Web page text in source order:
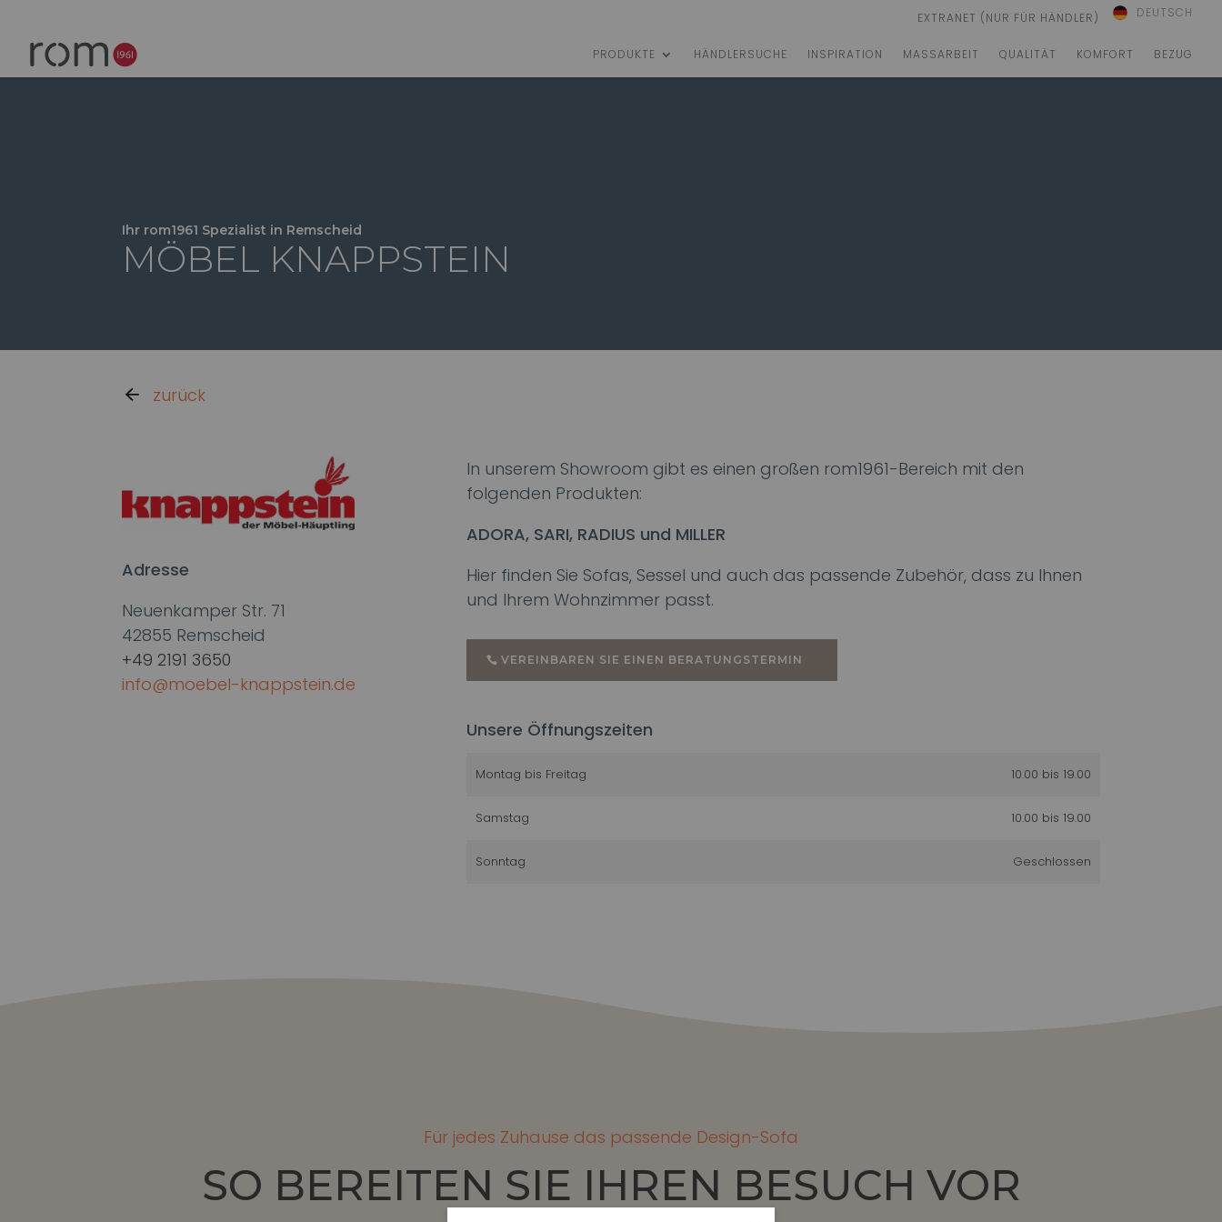
EXTRANET (NUR FÜR HÄNDLER) DEUTSCH
PRODUKTE HÄNDLERSUCHE INSPIRATION MASSARBEIT QUALITÄT KOMFORT BEZUG
Ihr rom1961 Spezialist in Remscheid
MÖBEL KNAPPSTEIN
zurück
Adresse
Neuenkamper Str. 71
42855 Remscheid
+49 2191 3650
info@moebel-knappstein.de
In unserem Showroom gibt es einen großen rom1961-Bereich mit den
folgenden Produkten:
ADORA, SARI, RADIUS und MILLER
Hier finden Sie Sofas, Sessel und auch das passende Zubehör, dass zu Ihnen
und Ihrem Wohnzimmer passt.
VEREINBAREN SIE EINEN BERATUNGSTERMIN
Unsere Öffnungszeiten
Montag bis Freitag 10.00 bis 19.00
Samstag 10.00 bis 19.00
Sonntag Geschlossen
Für jedes Zuhause das passende Design-Sofa
SO BEREITEN SIE IHREN BESUCH VOR